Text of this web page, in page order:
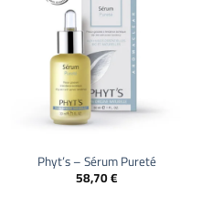
Phyt’s – Sérum Pureté
58,70€